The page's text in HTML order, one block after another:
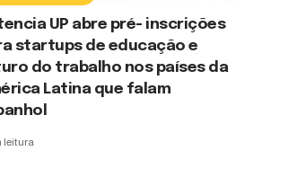
UP abre pré- inscrições
startups de educação e
do trabalho nos países da
Latina que falam
leitura